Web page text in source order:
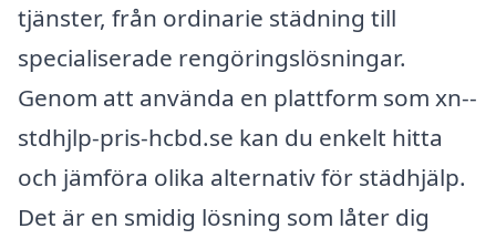
tjänster, från ordinarie städning till
specialiserade rengöringslösningar.
Genom att använda en plattform som xn--
stdhjlp-pris-hcbd.se kan du enkelt hitta
och jämföra olika alternativ för städhjälp.
Det är en smidig lösning som låter dig